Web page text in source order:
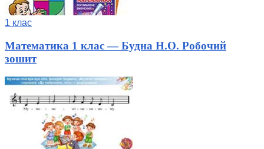
1 клас
Математика 1 клас — Будна Н.О. Робочий
зошит